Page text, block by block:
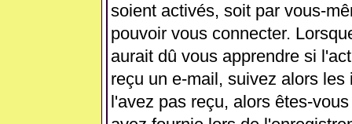
soient activés, soit par vous-
pouvoir vous connecter.
aurait dû vous apprendre si
reçu un e-mail, suivez alors
l'avez pas reçu, alors êtes-